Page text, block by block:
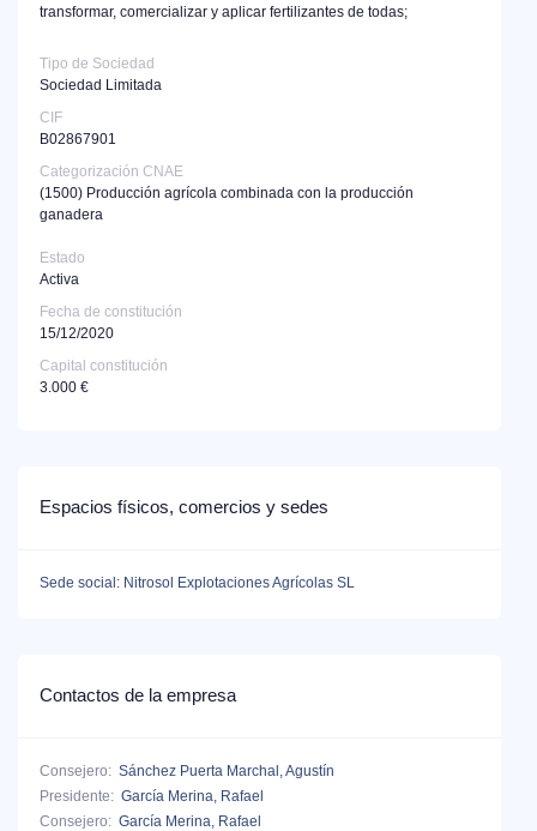
transformar, comercializar y aplicar fertilizantes de todas;
Tipo de Sociedad
Sociedad Limitada
CIF
B02867901
Categorización CNAE
(1500) Producción agrícola combinada con la producción
ganadera
Estado
Activa
Fecha de constitución
15/12/2020
Capital constitución
3.000 €
Espacios físicos, comercios y sedes
Sede social: Nitrosol Explotaciones Agrícolas SL
Contactos de la empresa
Consejero: Sánchez Puerta Marchal, Agustín
Presidente: García Merina, Rafael
Consejero: García Merina, Rafael